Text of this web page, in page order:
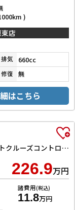
)
店
排気 660cc
修復 無
はこちら
ハイブリッドMV クリアランスソナー オートクルーズコントロール レーンアシスト 衝突被害軽減システム 両側電動スライドドア オートライト LEDヘッドランプ スマートキー アイドリングストップ 電動格納ミラー
226.9万円
諸費用(税込)
11.8万円